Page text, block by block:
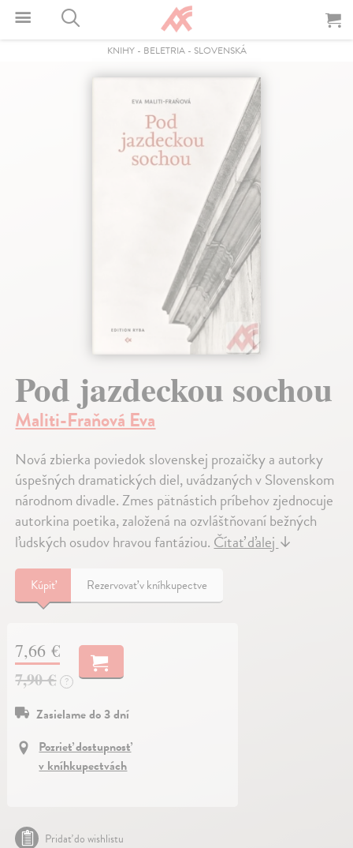
KNIHY- BELETRIA- SLOVENSKÁ
Pod jazdeckou sochou
Maliti-Fraňová Eva
Nová zbierka poviedok slovenskej prozaičky a autorky
úspešných dramatických diel, uvádzaných v Slovenskom
národnom divadle. Zmes pätnástich príbehov zjednocuje
autorkina poetika, založená na ozvláštňovaní bežných
ľudských osudov hravou fantáziou. Čítať ďalej ↓
Kúpiť Rezervovať v kníhkupectve
7,66 €
7,90 €
?
Zasielame do 3 dní
Pozrieť dostupnosť
v kníhkupectvách
Pridať do wishlistu